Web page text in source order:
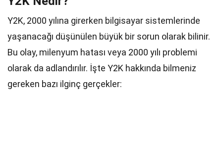
Y2K, 2000 yılına girerken bilgisayar sistemlerinde
yaşanacağı düşünülen büyük bir sorun olarak bilinir.
Bu olay, milenyum hatası veya 2000 yılı problemi
olarak da adlandırılır. İşte Y2K hakkında bilmeniz
gereken bazı ilginç gerçekler: